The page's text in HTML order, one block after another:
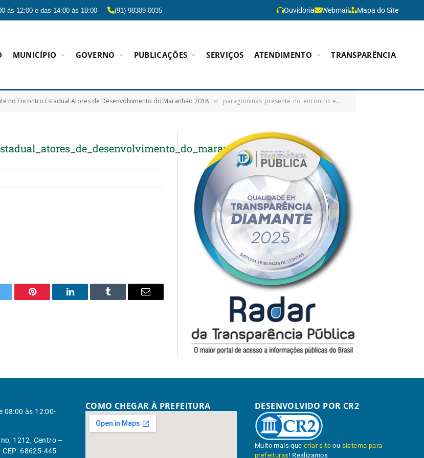
às 12:00 e das 14:00 às 18:00 (91) 98309-0035 Ouvidoria Webmail Mapa do Site
MUNICÍPIO GOVERNO PUBLICAÇÕES SERVIÇOS ATENDIMENTO TRANSPARÊNCIA
no Encontro Estadual Atores de Desenvolvimento do Maranhão 2018 » paragominas_presente_no_encontro_estadual_atores_de_desenvolvimento_do_maranhao_2018
0
Pinterest LinkedIn Tumblr Email
08:00 às 12:00-
1212, Centro –
68625-445
COMO CHEGAR À PREFEITURA DESENVOLVIDO POR CR2
Muito mais quecriar site ou sistema para
prefeituras! Realizamos